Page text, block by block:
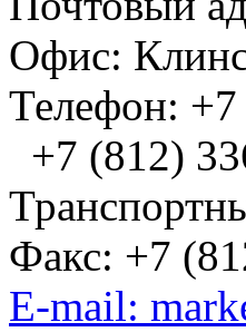
Офис:
Телефон:
+7 (812)
Факс: +7
E-mail: